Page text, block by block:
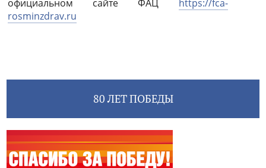
официальном сайте ФАЦ https://fca-
rosminzdrav.ru
80 ЛЕТ ПОБЕДЫ